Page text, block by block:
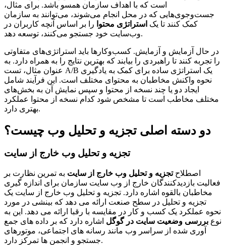
است که با اهداف سازمان همسو باشد. برای مثال،
جست‌وجوی‌هایی که در محل انجام می‌شوند، می‌توانند به سازمان
کمک کنند تا یک استراتژی محتوا را بر اساس آنچه کاربران در
وب‌سایت خود جستجو می‌کنند، توسعه دهد.
در حال آزمایش و آزمایش. کسب‌وکارها باید استراتژی‌های متفاوتی
را تجربه کنند تا راهبردی را بیابند که بهترین نتایج را به همراه دارد. به
عنوان مثال، تست A/B یک استراتژی ساده برای کمک به یادگیری
نحوه واکنش مخاطبان به محتوای مختلف است. این فرآیند شامل
ایجاد دو یا چند نسخه از محتوا و سپس نمایش آن به بخش‌های
مختلف مخاطب است تا مشخص شود کدام نسخه از محتوا عملکرد
بهتری دارد.
دو دسته اصلی تجزیه و تحلیل وب چیست؟
تجزیه و تحلیل وب خارج از سایت
اصطلاحتجزیه و تحلیل وب خارج از سایت به تمرین نظارت بر
فعالیت بازدیدکنندگان خارج از وب سایت سازمان برای اندازه گیری
مخاطبان بالقوه اشاره دارد. تجزیه و تحلیل وب خارج از سایت یک
تجزیه و تحلیل در سطح صنعت ارائه می دهد که بینشی در مورد
نحوه عملکرد یک کسب و کار در مقایسه با رقبا ارائه می دهد. این به
نوع بررسی وضعیت سایت در گوگل اشاره دارد که بر داده های جمع
آوری شده از سراسر وب مانند رسانه های اجتماعی، موتورهای
جستجو و انجمن ها تمرکز دارد.